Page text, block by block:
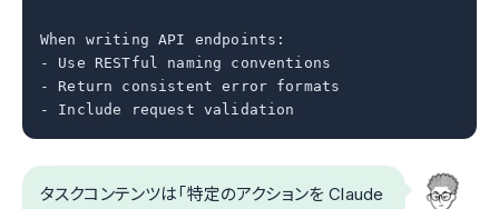
When writing API endpoints:
- Use RESTful naming conventions
- Return consistent error formats
- Include request validation
タスクコンテンツは「特定のアクションを Claude